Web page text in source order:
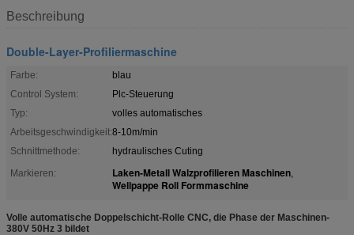
Beschreibung
Double-Layer-Profiliermaschine
Farbe:
blau
Control System:
Plc-Steuerung
Typ:
volles automatisches
Arbeitsgeschwindigkeit:8-10m/min
Schnittmethode:
hydraulisches Cuting
Markieren:
Laken-Metall Walzprofilieren Maschinen,
Wellpappe Roll Formmaschine
Volle automatische Doppelschicht-Rolle CNC, die Phase der Maschinen-
380V 50Hz 3 bildet